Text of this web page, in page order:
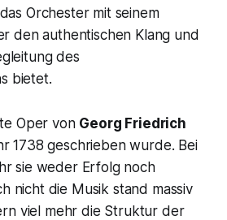
Orchester mit seinem
den authentischen Klang und
des
bietet.
Oper von Georg Friedrich
1738 geschrieben wurde. Bei
sie weder Erfolg noch
nicht die Musik stand massiv
viel mehr die Struktur der